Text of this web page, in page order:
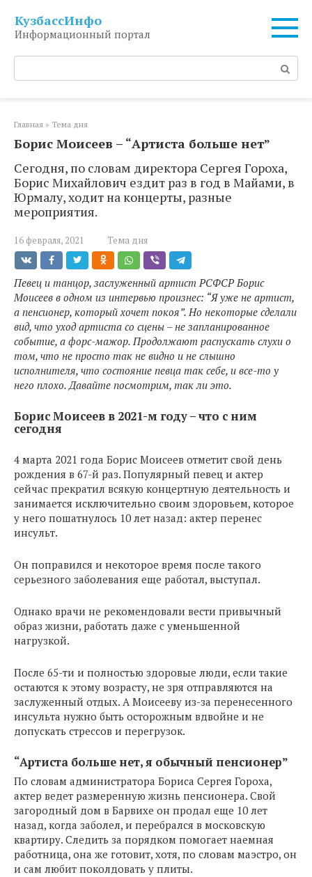
контенту
КузбассИнфо
Информационный портал
Поиск:
Главная » Тема дня
Борис Моисеев – “Артиста больше нет”
Сегодня, по словам директора Сергея Гороха,
Борис Михайлович ездит раз в год в Майами, в
Юрмалу, ходит на концерты, разные
мероприятия.
16 февраля, 2021 Тема дня
Певец и танцор, заслуженный артист РСФСР Борис
Моисеев в одном из интервью произнес: “Я уже не артист,
а пенсионер, который хочет покоя”. Но некоторые сделали
вид, что уход артиста со сцены – не запланированное
событие, а форс-мажор. Продолжают распускать слухи о
том, что не просто так не видно и не слышно
исполнителя, что состояние певца так себе, и все-то у
него плохо. Давайте посмотрим, так ли это.
Борис Моисеев в 2021-м году – что с ним
сегодня
4 марта 2021 года Борис Моисеев отметит свой день
рождения в 67-й раз. Популярный певец и актер
сейчас прекратил всякую концертную деятельность и
занимается исключительно своим здоровьем, которое
у него пошатнулось 10 лет назад: актер перенес
инсульт.
Он поправился и некоторое время после такого
серьезного заболевания еще работал, выступал.
Однако врачи не рекомендовали вести привычный
образ жизни, работать даже с уменьшенной
нагрузкой.
После 65-ти и полностью здоровые люди, если такие
остаются к этому возрасту, не зря отправляются на
заслуженный отдых. А Моисееву из-за перенесенного
инсульта нужно быть осторожным вдвойне и не
допускать стрессов и перегрузок.
“Артиста больше нет, я обычный пенсионер”
По словам администратора Бориса Сергея Гороха,
актер ведет размеренную жизнь пенсионера. Свой
загородный дом в Барвихе он продал еще 10 лет
назад, когда заболел, и перебрался в московскую
квартиру. Следить за порядком помогает наемная
работница, она же готовит, хотя, по словам маэстро, он
и сам любит поколдовать у плиты.